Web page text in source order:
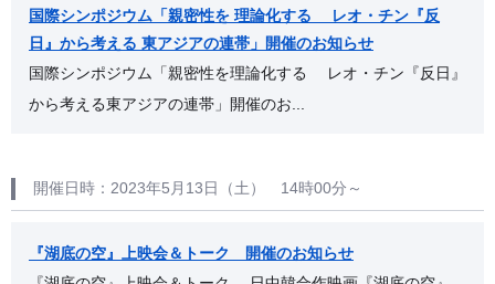
国際シンポジウム「親密性を 理論化する レオ・チン『反
日』から考える 東アジアの連帯」開催のお知らせ
国際シンポジウム「親密性を理論化する レオ・チン『反日』
から考える東アジアの連帯」開催のお...
開催日時：2023年5月13日（土） 14時00分～
『湖底の空』上映会＆トーク 開催のお知らせ